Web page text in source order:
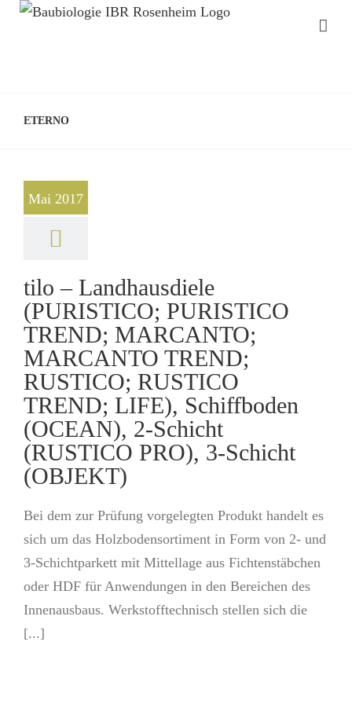
ETERNO
Mai 2017
tilo – Landhausdiele
(PURISTICO; PURISTICO
TREND; MARCANTO;
MARCANTO TREND;
RUSTICO; RUSTICO
TREND; LIFE), Schiffboden
(OCEAN), 2-Schicht
(RUSTICO PRO), 3-Schicht
(OBJEKT)
Bei dem zur Prüfung vorgelegten Produkt handelt es
sich um das Holzbodensortiment in Form von 2- und
3-Schichtparkett mit Mittellage aus Fichtenstäbchen
oder HDF für Anwendungen in den Bereichen des
Innenausbaus. Werkstofftechnisch stellen sich die
[...]